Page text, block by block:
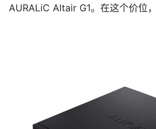
AURALiC Altair G1。在这个价位，